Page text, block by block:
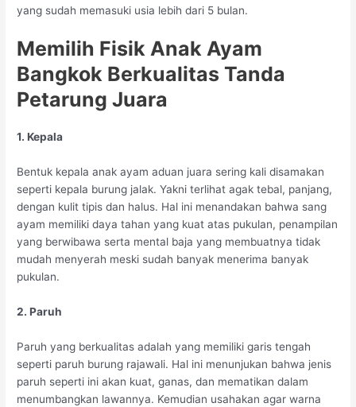
yang sudah memasuki usia lebih dari 5 bulan.
Memilih Fisik Anak Ayam
Bangkok Berkualitas Tanda
Petarung Juara
1. Kepala
Bentuk kepala anak ayam aduan juara sering kali disamakan
seperti kepala burung jalak. Yakni terlihat agak tebal, panjang,
dengan kulit tipis dan halus. Hal ini menandakan bahwa sang
ayam memiliki daya tahan yang kuat atas pukulan, penampilan
yang berwibawa serta mental baja yang membuatnya tidak
mudah menyerah meski sudah banyak menerima banyak
pukulan.
2. Paruh
Paruh yang berkualitas adalah yang memiliki garis tengah
seperti paruh burung rajawali. Hal ini menunjukan bahwa jenis
paruh seperti ini akan kuat, ganas, dan mematikan dalam
menumbangkan lawannya. Kemudian usahakan agar warna